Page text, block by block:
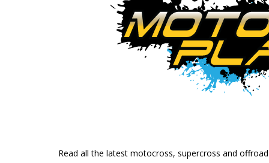
Read all the latest motocross, supercross and